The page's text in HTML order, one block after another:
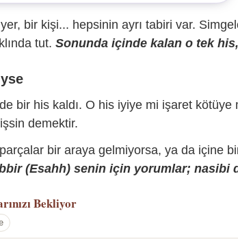
bir kişi... hepsinin ayrı tabiri var.
tut. Sonunda içinde kalan o tek
bir his kaldı. O his iyiye mi işaret kötüye
demektir.
bir araya gelmiyorsa, ya da içine
(Esahh) senin için yorumlar; nasibi
Bekliyor